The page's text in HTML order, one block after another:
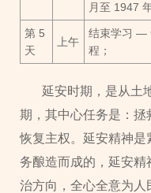
月至 1947
第 5
天
上午
结束学习 —
程；
延安时期，是从土
期，其中心任务是：拯
恢复主权。延安精神
务酿造而成的，延安精
治方向，全心全意为人